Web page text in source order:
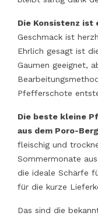
Die Konsistenz ist
Geschmack ist
Ehrlich gesagt ist
Gaumen geeignet,
Pfefferschote
Die beste kleine
aus dem Poro-Berg
fleischig und
Sommermonate
die ideale Schärfe
für die kurze
Das sind die